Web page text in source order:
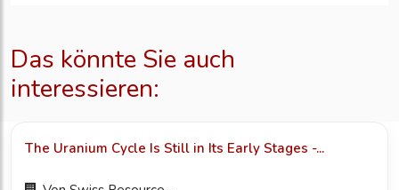
Das könnte Sie auch
interessieren:
The Uranium Cycle Is Still in Its Early Stages -...